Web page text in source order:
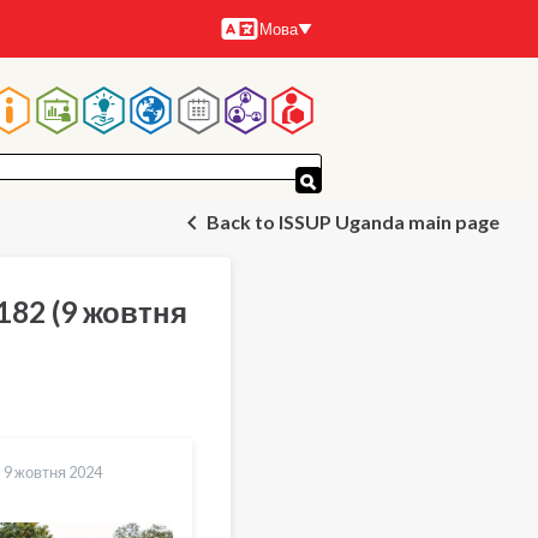
Мови
Мова
Back to ISSUP Uganda main page
(9 жовтня
9 жовтня 2024